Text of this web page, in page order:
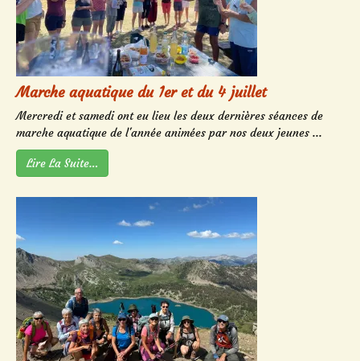
Marche aquatique du 1er et du 4 juillet
Mercredi et samedi ont eu lieu les deux dernières séances de
marche aquatique de l'année animées par nos deux jeunes ...
Lire La Suite…